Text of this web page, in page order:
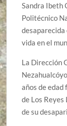
Sandra Ibeth
Politécnico
vida en el
La Dirección
años de
de Los Reyes
de su